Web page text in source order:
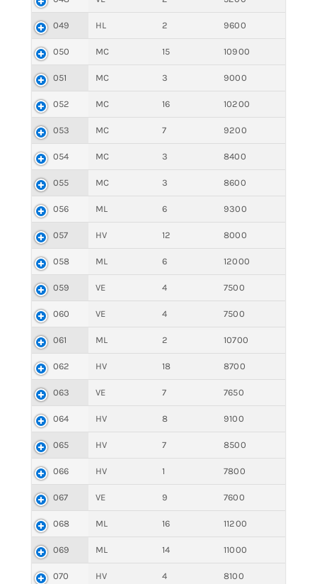
049 HL 2 9600
050 MC 15 10900
051 MC 3 9000
052 MC 16 10200
053 MC 7 9200
054 MC 3 8400
055 MC 3 8600
056 ML 6 9300
057 HV 12 8000
058 ML 6 12000
059 VE 4 7500
060 VE 4 7500
061 ML 2 10700
062 HV 18 8700
063 VE 7 7650
064 HV 8 9100
065 HV 7 8500
066 HV 1 7800
067 VE 9 7600
068 ML 16 11200
069 ML 14 11000
070 HV 4 8100